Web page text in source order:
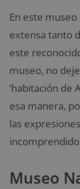
En este
extensa tanto
este
museo, no
‘habitación de
esa manera,
las
Museo